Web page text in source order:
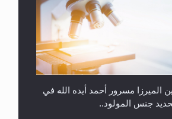
الميرزا مسرور أحمد أيده الله في
جنس المولود..